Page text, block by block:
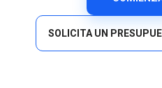
SOLICITA UN